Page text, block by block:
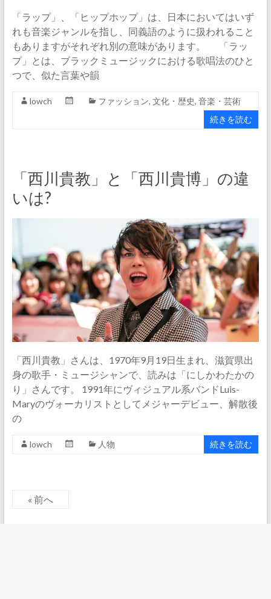
「ラップ」、「ヒップホップ」は、日本においてはいず
れも音楽ジャンルを指し、同義語のように扱われること
もありますがそれぞれ別の意味があります。 「ラッ
プ」とは、ブラックミュージックにおける歌唱法のひと
つで、似た言葉や韻
lowch ファッション, 文化・歴史, 音楽・芸術
続きを読む
「西川貴教」と「西川貴博」の違
いは?
「西川貴教」さんは、1970年9月19日生まれ、滋賀県出
身の歌手・ミュージシャンで、読みは「にしかわたかの
り」さんです。 1991年にヴィジュアル系バンドLuis-
Maryのヴォーカリストとしてメジャーデビュー、解散後
の
lowch 人物 続きを読む
« 前へ